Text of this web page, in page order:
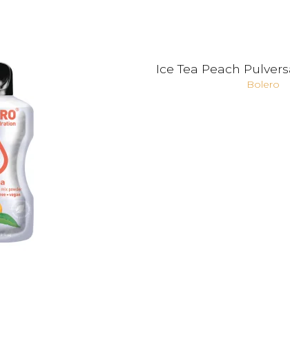
Ice Tea Peach
Bolero